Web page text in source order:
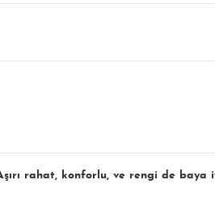
rahat, konforlu, ve rengi de baya